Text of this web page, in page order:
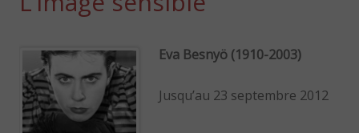
Eva Besnyö (1910-2003)
Jusqu’au 23 septembre 2012